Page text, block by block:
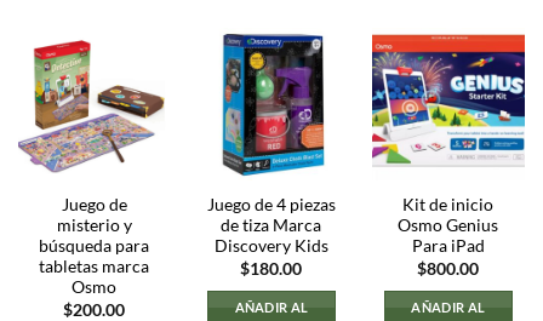
Juego de
misterio y
búsqueda para
tabletas marca
Osmo
$200.00
Juego de 4 piezas
de tiza Marca
Discovery Kids
$180.00
AÑADIR AL
Kit de inicio
Osmo Genius
Para iPad
$800.00
AÑADIR AL